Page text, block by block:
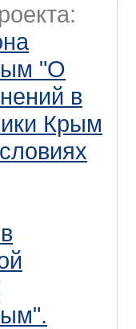
"О
в
Крым